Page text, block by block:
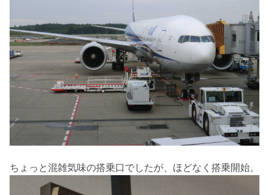
ちょっと混雑気味の搭乗口でしたが、ほどなく搭乗開始。